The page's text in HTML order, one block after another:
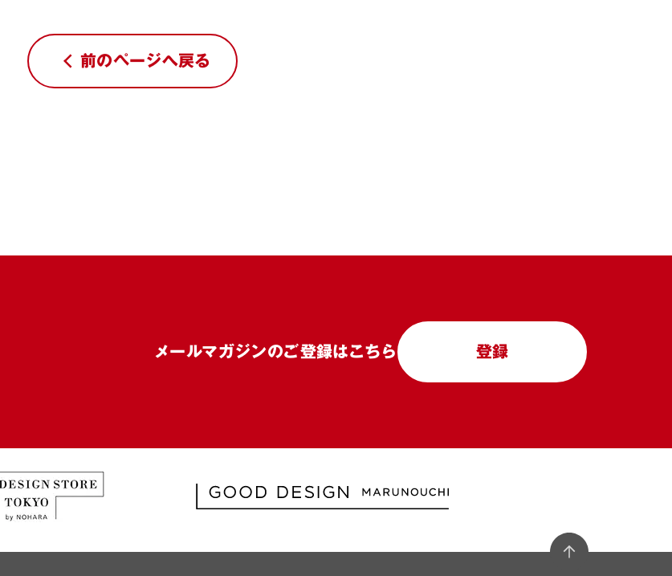
前のページへ戻る
メールマガジンのご登録はこちら 登録